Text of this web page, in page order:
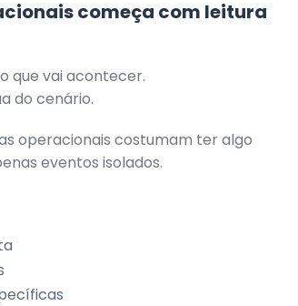
começa com leitura
que vai acontecer.
do cenário.
operacionais costumam ter algo
eventos isolados.